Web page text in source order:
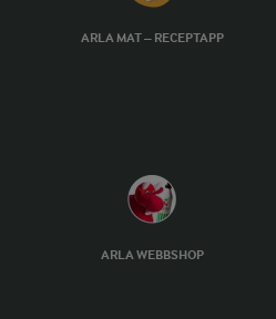
ARLA MAT – RECEPTAPP
ARLA WEBBSHOP